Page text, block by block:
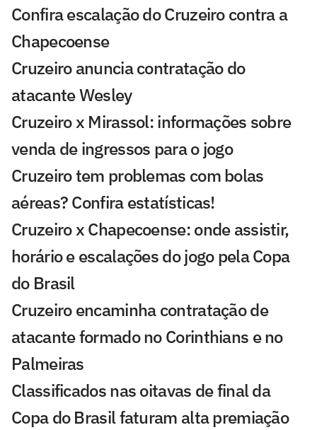
Confira escalação do Cruzeiro contra a
Chapecoense
Cruzeiro anuncia contratação do
atacante Wesley
Cruzeiro x Mirassol: informações sobre
venda de ingressos para o jogo
Cruzeiro tem problemas com bolas
aéreas? Confira estatísticas!
Cruzeiro x Chapecoense: onde assistir,
horário e escalações do jogo pela Copa
do Brasil
Cruzeiro encaminha contratação de
atacante formado no Corinthians e no
Palmeiras
Classificados nas oitavas de final da
Copa do Brasil faturam alta premiação